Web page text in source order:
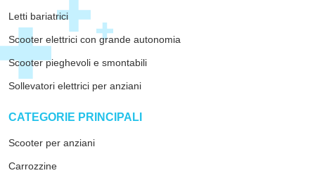
Letti bariatrici
Scooter elettrici con grande autonomia
Scooter pieghevoli e smontabili
Sollevatori elettrici per anziani
CATEGORIE PRINCIPALI
Scooter per anziani
Carrozzine